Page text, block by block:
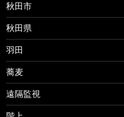
秋田市
秋田県
羽田
蕎麦
遠隔監視